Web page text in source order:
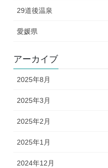
29道後温泉
愛媛県
アーカイブ
2025年8月
2025年3月
2025年2月
2025年1月
2024年12月